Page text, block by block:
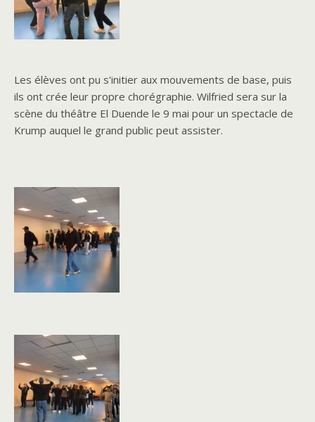
Les élèves ont pu s'initier aux mouvements de base, puis
ils ont crée leur propre chorégraphie. Wilfried sera sur la
scène du théâtre El Duende le 9 mai pour un spectacle de
Krump auquel le grand public peut assister.